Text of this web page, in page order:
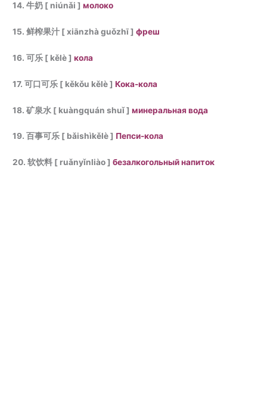
14. 牛奶 [ niúnǎi ]молоко
15. 鲜榨果汁 [ xiānzhà guǒzhī ]фреш
16. 可乐 [ kělè ]кола
17. 可口可乐 [ kěkǒu kělè ]Кока-кола
18. 矿泉水 [ kuàngquán shuǐ ]минеральная вода
19. 百事可乐 [ bǎishìkělè ] Пепси-кола
20. 软饮料 [ ruǎnyǐnliào ]безалкогольный напиток